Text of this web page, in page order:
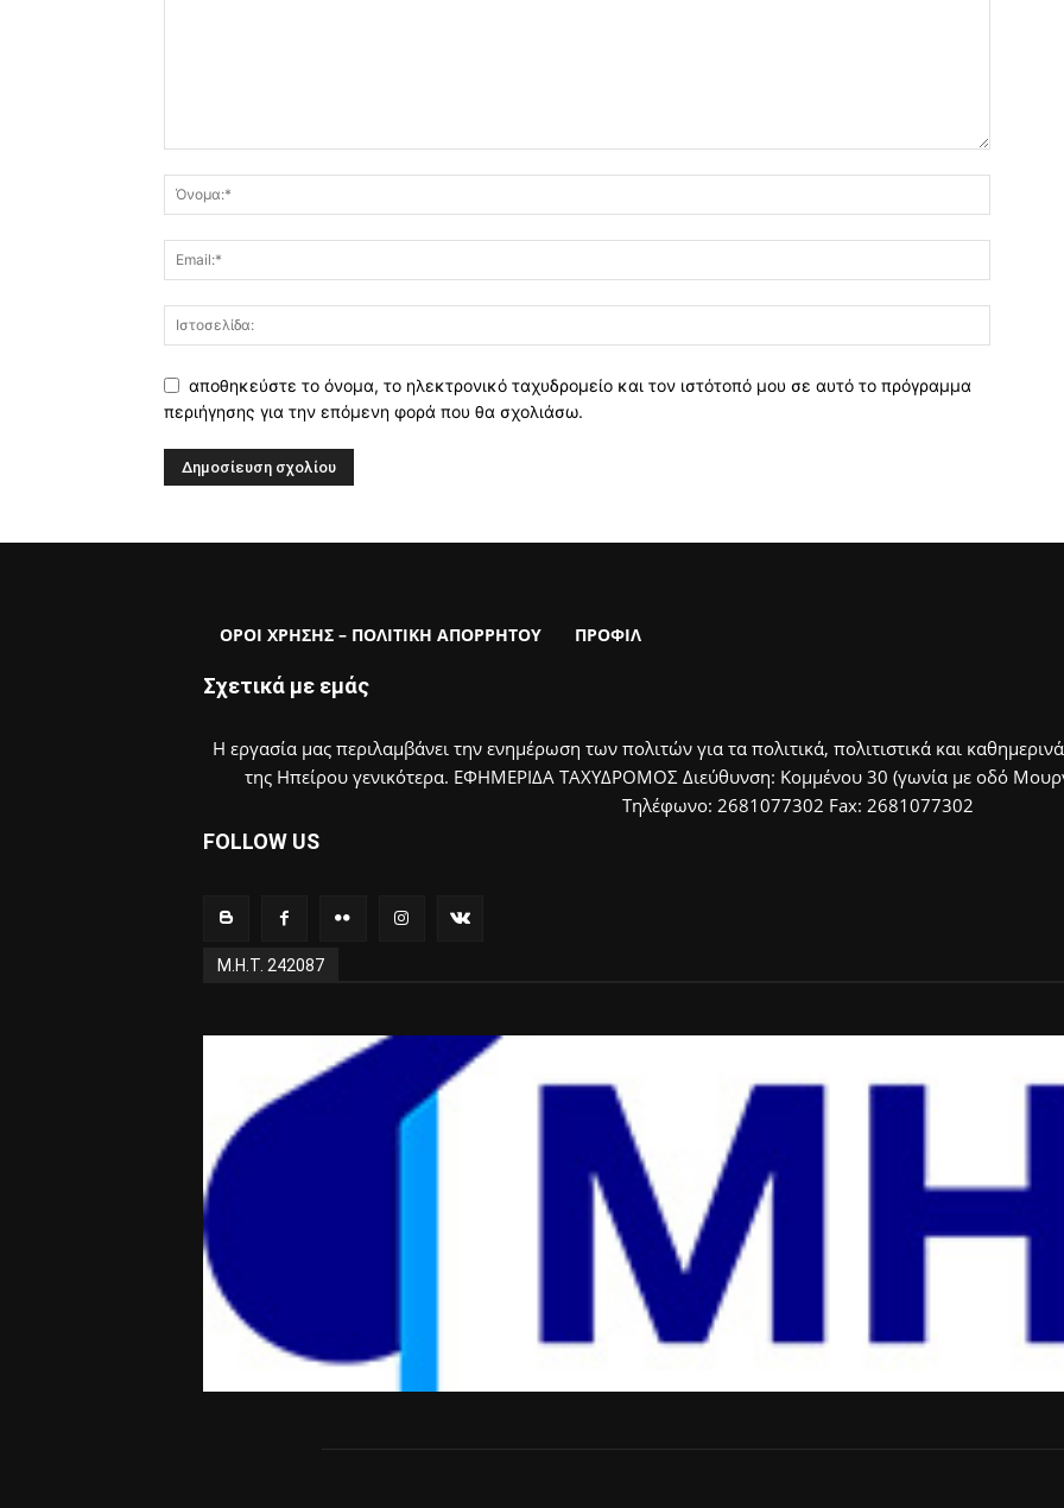
αποθηκεύστε το όνομα, το ηλεκτρονικό ταχυδρομείο και τον ιστότοπό μου σε αυτό το πρόγραμμα
περιήγησης για την επόμενη φορά που θα σχολιάσω.
ΟΡΟΙ ΧΡΗΣΗΣ – ΠΟΛΙΤΙΚΗ ΑΠΟΡΡΗΤΟΥ ΠΡΟΦΙΛ
Σχετικά με εμάς
Η εργασία μας περιλαμβάνει την ενημέρωση των πολιτών για τα πολιτικά, πολιτιστικά και
της Ηπείρου γενικότερα. ΕΦΗΜΕΡΙΔΑ ΤΑΧΥΔΡΟΜΟΣ Διεύθυνση: Κομμένου 30 (γωνία με οδό
Τηλέφωνο: 2681077302 Fax: 2681077302
FOLLOW US
Μ.Η.Τ. 242087